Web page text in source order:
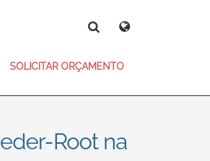
SOLICITAR ORÇAMENTO
Root na